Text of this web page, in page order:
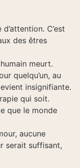
C’est
des êtres
meurt.
quelqu’un, au
insignifiante.
qui soit.
que le monde
aucune
serait suffisant,